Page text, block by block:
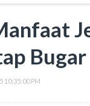
Bugar
10:35:00 PM